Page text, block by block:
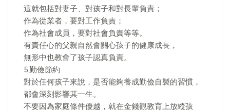
這就包括對妻子、對孩子和對長輩負責；
作為從業者，要對工作負責；
作為社會成員，要對社會負責等等。
有責任心的父親自然會關心孩子的健康成長，
無形中也教會了孩子認真負責。
5.勤儉節約
對於任何孩子來說，是否能夠養成勤儉自製的習慣，
都會深刻影響其一生。
不要因為家庭條件優越，就在金錢觀教育上放縱孩